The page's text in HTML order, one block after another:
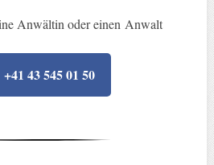
Anwältin oder einen Anwalt
+41 43 545 01 50